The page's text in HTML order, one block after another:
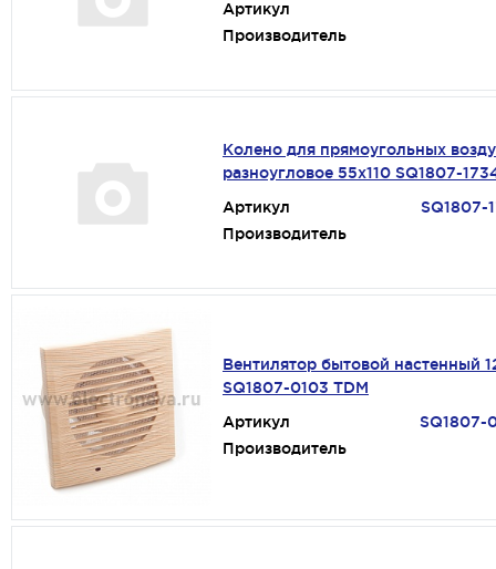
Артикул
Производитель
Колено для прямоугольных
разноугловое 55х110 SQ1807-
Артикул
SQ1807-
Производитель
Вентилятор бытовой настенный
SQ1807-0103 TDM
Артикул
SQ1807-
Производитель